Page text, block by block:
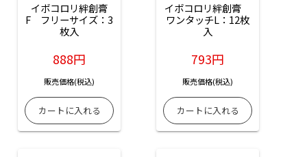
イボコロリ絆創膏
F　フリーサイズ：3
枚入
888円
販売価格(税込)
イボコロリ絆創膏
ワンタッチL：12枚
入
793円
販売価格(税込)